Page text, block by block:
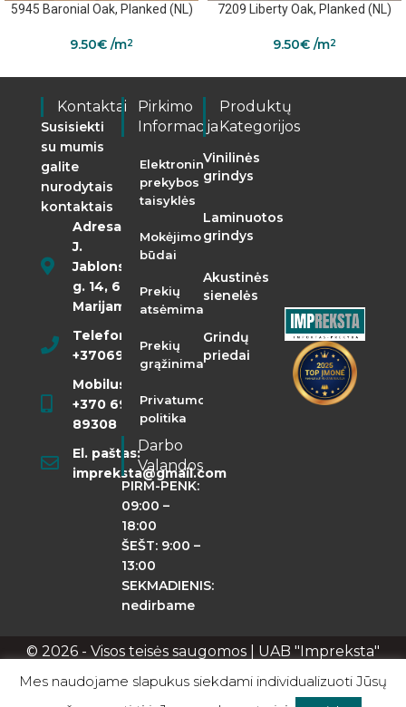
5945 Baronial Oak, Planked (NL)
9.50€ /m2
7209 Liberty Oak, Planked (NL)
9.50€ /m2
Kontaktai
Susisiekti
su mumis
galite
nurodytais
kontaktais
Adresas:
J.
Jablonskio
g. 14, 68290
Marijampolė
Telefonas:
+37069855400
Mobilusis:
+370 698
89308
El. paštas:
impreksta@gmail.com
Pirkimo
Informacija
Elektroninės
prekybos
taisyklės
Mokėjimo
būdai
Prekių
atsėmimas
Prekių
grąžinimas
Privatumo
politika
Darbo
Valandos
PIRM-PENK:
09:00 –
18:00
ŠEŠT: 9:00 –
13:00
SEKMADIENIS:
nedirbame
Produktų
Kategorijos
Vinilinės
grindys
Laminuotos
grindys
Akustinės
sienelės
Grindų
priedai
© 2026 - Visos teisės saugomos | UAB "Impreksta"
Apie mus Kontaktai Privatumo politika
Mes naudojame slapukus siekdami individualizuoti Jūsų